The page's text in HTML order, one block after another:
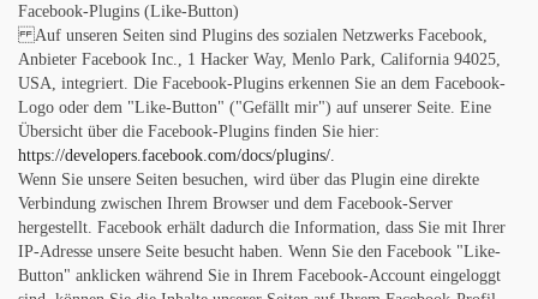
Facebook-Plugins (Like-Button)
Auf unseren Seiten sind Plugins des sozialen Netzwerks Facebook,
Anbieter Facebook Inc., 1 Hacker Way, Menlo Park, California 94025,
USA, integriert. Die Facebook-Plugins erkennen Sie an dem Facebook-
Logo oder dem "Like-Button" ("Gefällt mir") auf unserer Seite. Eine
Übersicht über die Facebook-Plugins finden Sie hier:
https://developers.facebook.com/docs/plugins/.
Wenn Sie unsere Seiten besuchen, wird über das Plugin eine direkte
Verbindung zwischen Ihrem Browser und dem Facebook-Server
hergestellt. Facebook erhält dadurch die Information, dass Sie mit Ihrer
IP-Adresse unsere Seite besucht haben. Wenn Sie den Facebook "Like-
Button" anklicken während Sie in Ihrem Facebook-Account eingeloggt